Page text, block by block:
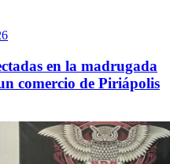
en la madrugada
comercio de Piriápolis